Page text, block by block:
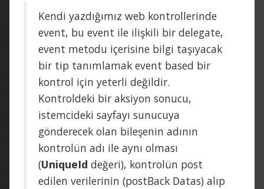
Kendi yazdığımız web kontrollerinde
event, bu event ile ilişkili bir delegate,
event metodu içerisine bilgi taşıyacak
bir tip tanımlamak event based bir
kontrol için yeterli değildir.
Kontroldeki bir aksiyon sonucu,
istemcideki sayfayı sunucuya
gönderecek olan bileşenin adının
kontrolün adı ile aynı olması
(UniqueId değeri), kontrolün post
edilen verilerinin (postBack Datas) alıp